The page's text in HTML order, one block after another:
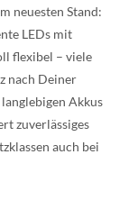
neuesten Stand:
LEDs mit
flexibel – viele
nach Deiner
Akkus
zuverlässiges
auch bei